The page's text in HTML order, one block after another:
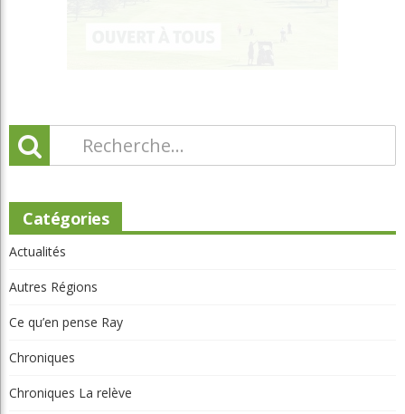
Catégories
Actualités
Autres Régions
Ce qu’en pense Ray
Chroniques
Chroniques La relève